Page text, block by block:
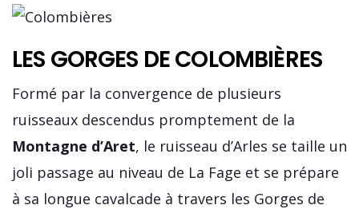
LES GORGES DE COLOMBIÈRES
Formé par la convergence de plusieurs
ruisseaux descendus promptement de la
Montagne d’Aret, le ruisseau d’Arles se taille un
joli passage au niveau de La Fage et se prépare
à sa longue cavalcade à travers les Gorges de